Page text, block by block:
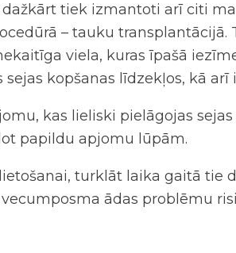
tiek izmantoti arī citi
– tauku
viela, kuras īpašā
kopšanas līdzekļos, kā arī
kas lieliski pielāgojas
papildu apjomu lūpām.
turklāt laika gaitā tie
ādas problēmu